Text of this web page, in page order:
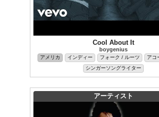
Cool About It
boygenius
アメリカ インディー フォーク / ルーツ
アコ
シンガーソングライター
アーティスト